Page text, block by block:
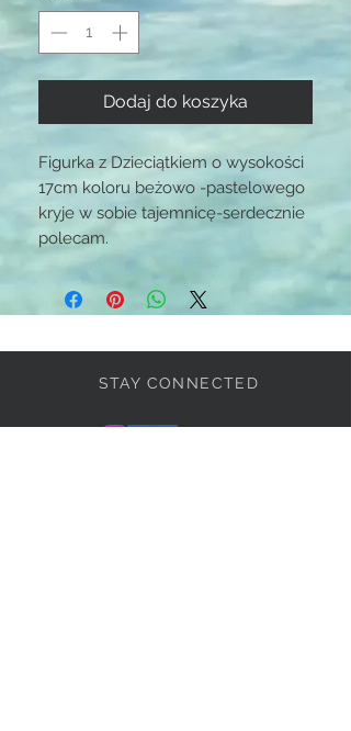
Dodaj do koszyka
Figurka z Dzieciątkiem o wysokości
17cm koloru beżowo -pastelowego
kryje w sobie tajemnicę-serdecznie
polecam.
STAY CONNECTED